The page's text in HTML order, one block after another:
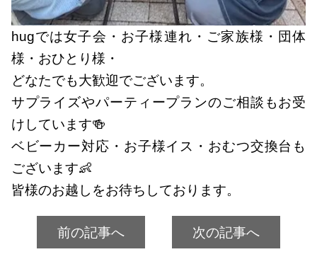
hugでは女子会・お子様連れ・ご家族様・団体
様・おひとり様・
どなたでも大歓迎でございます。
サプライズやパーティープランのご相談もお受
けしています🍻
ベビーカー対応・お子様イス・おむつ交換台も
ございます👶
皆様のお越しをお待ちしております。
前の記事へ 次の記事へ